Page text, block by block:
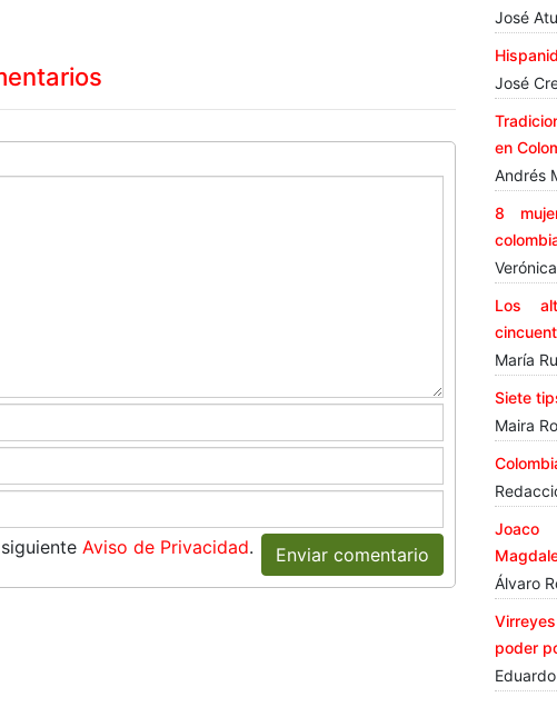
Aviso de Privacidad. Enviar comentario
José
José
en
Andrés
8
Los
María
Siete
Maira
Álvaro
poder